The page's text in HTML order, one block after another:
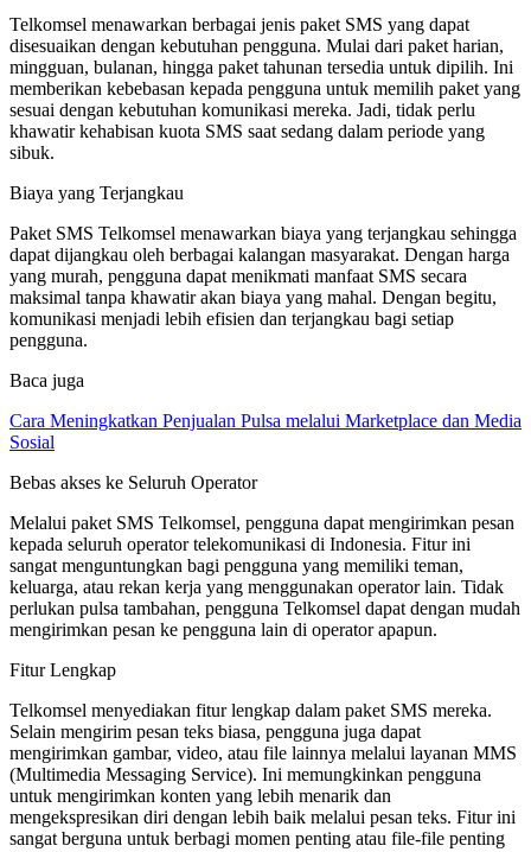
Telkomsel menawarkan berbagai jenis paket SMS yang dapat
disesuaikan dengan kebutuhan pengguna. Mulai dari paket harian,
mingguan, bulanan, hingga paket tahunan tersedia untuk dipilih. Ini
memberikan kebebasan kepada pengguna untuk memilih paket yang
sesuai dengan kebutuhan komunikasi mereka. Jadi, tidak perlu
khawatir kehabisan kuota SMS saat sedang dalam periode yang
sibuk.
Biaya yang Terjangkau
Paket SMS Telkomsel menawarkan biaya yang terjangkau sehingga
dapat dijangkau oleh berbagai kalangan masyarakat. Dengan harga
yang murah, pengguna dapat menikmati manfaat SMS secara
maksimal tanpa khawatir akan biaya yang mahal. Dengan begitu,
komunikasi menjadi lebih efisien dan terjangkau bagi setiap
pengguna.
Baca juga
Cara Meningkatkan Penjualan Pulsa melalui Marketplace dan Media
Sosial
Bebas akses ke Seluruh Operator
Melalui paket SMS Telkomsel, pengguna dapat mengirimkan pesan
kepada seluruh operator telekomunikasi di Indonesia. Fitur ini
sangat menguntungkan bagi pengguna yang memiliki teman,
keluarga, atau rekan kerja yang menggunakan operator lain. Tidak
perlukan pulsa tambahan, pengguna Telkomsel dapat dengan mudah
mengirimkan pesan ke pengguna lain di operator apapun.
Fitur Lengkap
Telkomsel menyediakan fitur lengkap dalam paket SMS mereka.
Selain mengirim pesan teks biasa, pengguna juga dapat
mengirimkan gambar, video, atau file lainnya melalui layanan MMS
(Multimedia Messaging Service). Ini memungkinkan pengguna
untuk mengirimkan konten yang lebih menarik dan
mengekspresikan diri dengan lebih baik melalui pesan teks. Fitur ini
sangat berguna untuk berbagi momen penting atau file-file penting